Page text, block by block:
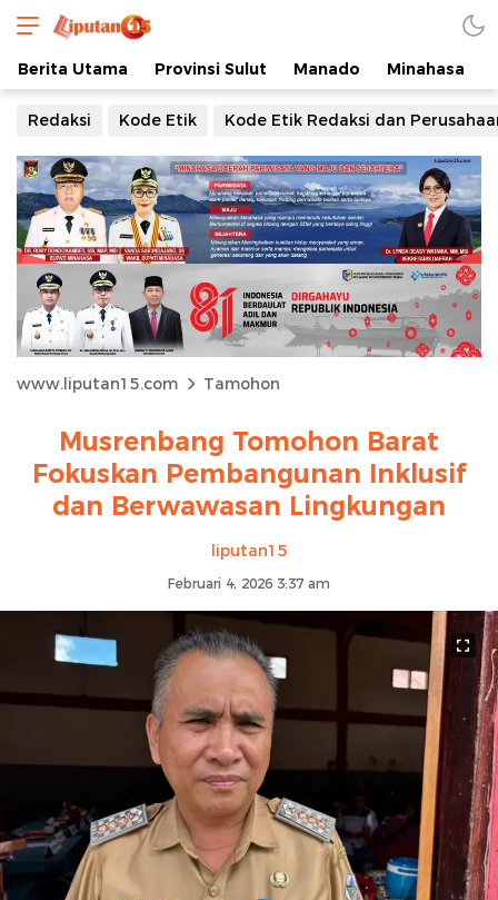
Berita Utama Provinsi Sulut Manado Minahasa
Redaksi Kode Etik Kode Etik Redaksi dan
www.liputan15.com Tamohon
Musrenbang Tomohon Barat
Fokuskan Pembangunan Inklusif
dan Berwawasan Lingkungan
liputan15
Februari 4, 2026 3:37 am